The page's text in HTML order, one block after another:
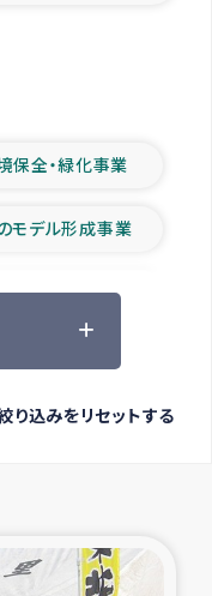
保全・緑化事業
モデル形成事業
支援
り込みをリセットする